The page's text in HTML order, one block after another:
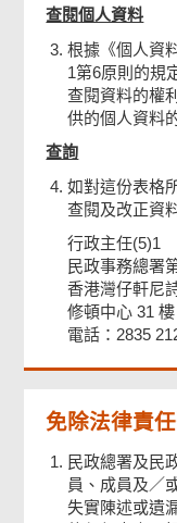
注意事項
檢查及確認
確認通知書
查閱個人資料
根據《個人資
1第6原則的規
查閱資料的權
供的個人資料
查詢
如對這份表格
查閱及改正資
行政主任(5)1
民政事務總署
香港灣仔軒尼
修頓中心 31 樓
電話：2835
免除法律責
民政總署及民
員、成員及／
失實陳述或遺